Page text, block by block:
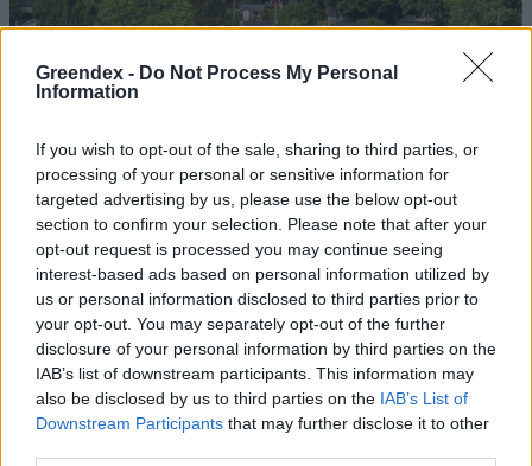
Greendex - Do Not Process My Personal
Information
If you wish to opt-out of the sale, sharing to third parties, or
processing of your personal or sensitive information for
targeted advertising by us, please use the below opt-out
section to confirm your selection. Please note that after your
opt-out request is processed you may continue seeing
interest-based ads based on personal information utilized by
us or personal information disclosed to third parties prior to
your opt-out. You may separately opt-out of the further
disclosure of your personal information by third parties on the
IAB’s list of downstream participants. This information may
also be disclosed by us to third parties on the IAB’s List of
Downstream Participants that may further disclose it to other
Szöllősi Gáborral, a Gardenfutura ügyvezetőjével beszélgettünk.